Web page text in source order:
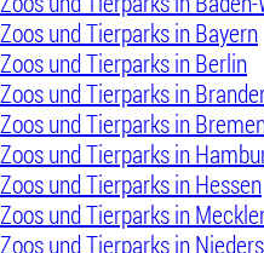
Zoos und Tierparks in Bayern
Zoos und Tierparks in Berlin
Zoos und Tierparks in
Zoos und Tierparks in
Zoos und Tierparks in
Zoos und Tierparks in Hessen
Zoos und Tierparks in
Zoos und Tierparks in